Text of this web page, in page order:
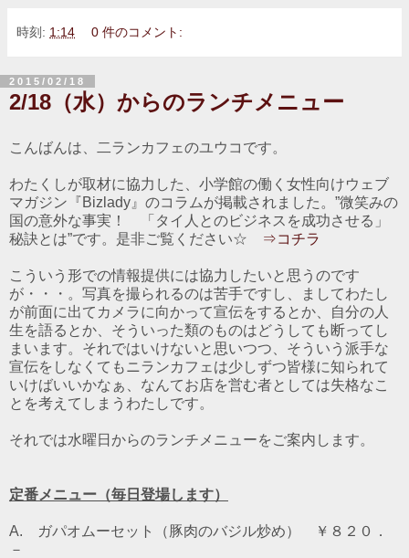
時刻: 1:14 0 件のコメント:
2015/02/18
2/18（水）からのランチメニュー
こんばんは、二ランカフェのユウコです。
わたくしが取材に協力した、小学館の働く女性向けウェブ
マガジン『Bizlady』のコラムが掲載されました。”微笑みの
国の意外な事実！ 「タイ人とのビジネスを成功させる」
秘訣とは”です。是非ご覧ください☆
⇒コチラ
こういう形での情報提供には協力したいと思うのです
が・・・。写真を撮られるのは苦手ですし、ましてわたし
が前面に出てカメラに向かって宣伝をするとか、自分の人
生を語るとか、そういった類のものはどうしても断ってし
まいます。それではいけないと思いつつ、そういう派手な
宣伝をしなくてもニランカフェは少しずつ皆様に知られて
いけばいいかなぁ、なんてお店を営む者としては失格なこ
とを考えてしまうわたしです。
それでは水曜日からのランチメニューをご案内します。
定番メニュー（毎日登場します）
A. ガパオムーセット（豚肉のバジル炒め） ￥８２０．
－